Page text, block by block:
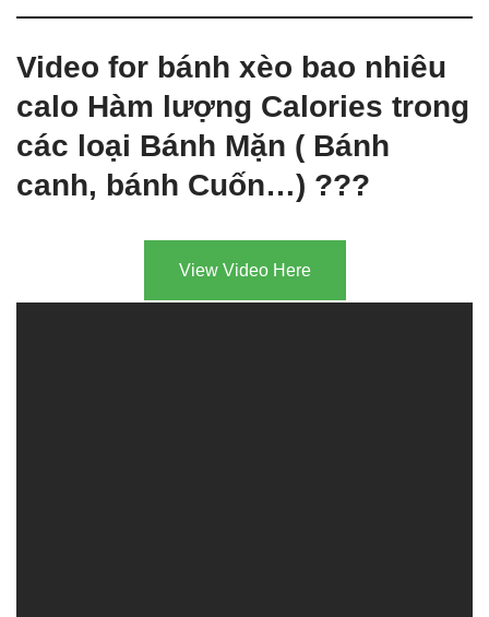
Video for bánh xèo bao nhiêu
calo Hàm lượng Calories trong
các loại Bánh Mặn ( Bánh
canh, bánh Cuốn…) ???
View Video Here